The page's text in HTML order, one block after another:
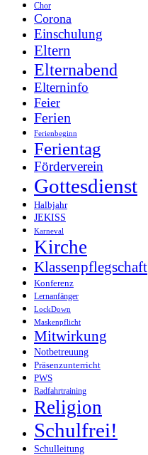
Chor
Corona
Einschulung
Eltern
Elternabend
Elterninfo
Feier
Ferien
Ferienbeginn
Ferientag
Förderverein
Gottesdienst
Halbjahr
JEKISS
Karneval
Kirche
Klassenpflegschaft
Konferenz
Lernanfänger
LockDown
Maskenpflicht
Mitwirkung
Notbetreuung
Präsenzunterricht
PWS
Radfahrtraining
Religion
Schulfrei!
Schulleitung